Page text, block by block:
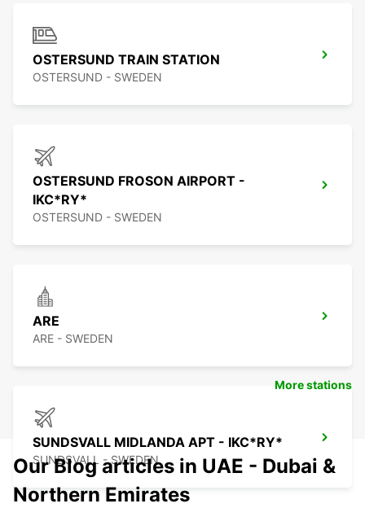
OSTERSUND TRAIN STATION
OSTERSUND - SWEDEN
OSTERSUND FROSON AIRPORT -
IKC*RY*
OSTERSUND - SWEDEN
ARE
ARE - SWEDEN
SUNDSVALL MIDLANDA APT - IKC*RY*
SUNDSVALL - SWEDEN
More stations
Our Blog articles in UAE - Dubai &
Northern Emirates